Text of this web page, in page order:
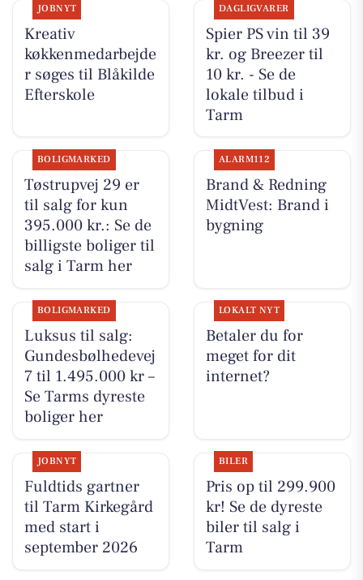
JOBNYT
Kreativ
køkkenmedarbejde
r søges til Blåkilde
Efterskole
DAGLIGVARER
Spier PS vin til 39
kr. og Breezer til
10 kr. - Se de
lokale tilbud i
Tarm
BOLIGMARKED
Tøstrupvej 29 er
til salg for kun
395.000 kr.: Se de
billigste boliger til
salg i Tarm her
ALARM112
Brand & Redning
MidtVest: Brand i
bygning
BOLIGMARKED
Luksus til salg:
Gundesbølhedevej
7 til 1.495.000 kr –
Se Tarms dyreste
boliger her
LOKALT NYT
Betaler du for
meget for dit
internet?
JOBNYT
Fuldtids gartner
til Tarm Kirkegård
med start i
september 2026
BILER
Pris op til 299.900
kr! Se de dyreste
biler til salg i
Tarm